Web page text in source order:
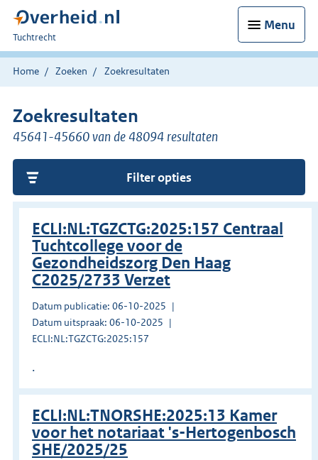
Menu
U
bent
hier:
Tuchtrecht
Home Zoeken Zoekresultaten
Zoekresultaten
45641-45660 van de 48094 resultaten
Filter opties
ECLI:NL:TGZCTG:2025:157 Centraal
Tuchtcollege voor de
Gezondheidszorg Den Haag
C2025/2733 Verzet
Datum publicatie: 06-10-2025
Datum uitspraak: 06-10-2025
ECLI:NL:TGZCTG:2025:157
.
ECLI:NL:TNORSHE:2025:13 Kamer
voor het notariaat 's-Hertogenbosch
SHE/2025/25